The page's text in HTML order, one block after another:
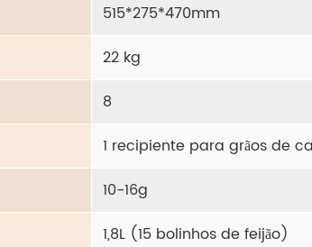
515*275*470mm
22 kg
8
1 recipiente para grãos de
10-16g
1,8L (15 bolinhos de feijão)